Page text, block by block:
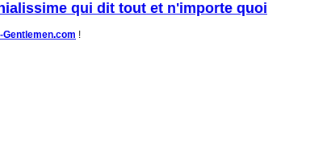
qui dit tout et n'importe quoi
Gentlemen.com !